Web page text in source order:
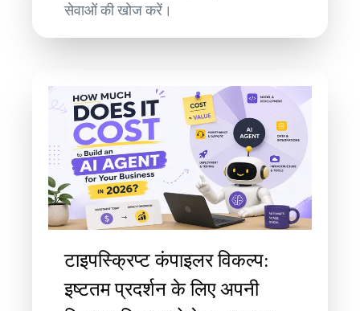
सेवाओं की खोज करें।
टाइपस्क्रिप्ट कंपाइलर विकल्प:
इष्टतम प्रदर्शन के लिए अपनी